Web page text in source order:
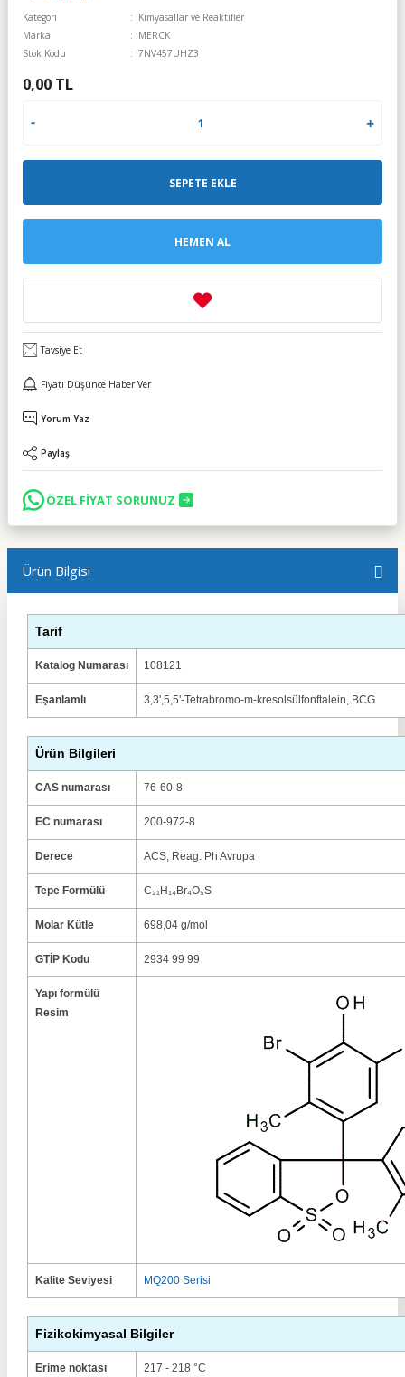
Kategori
Kimyasallar ve Reaktifler
Marka
MERCK
Stok Kodu
7NV457UHZ3
0,00 TL
SEPETE EKLE
HEMEN AL
Tavsiye Et
Fiyatı Düşünce Haber Ver
Yorum Yaz
Paylaş
ÖZEL FİYAT SORUNUZ
Ürün Bilgisi
Tarif
Katalog Numarası 108121
Eşanlamlı 3,3',5,5'-Tetrabromo-m-kresolsülfonftalein, BCG
Ürün Bilgileri
CAS numarası 76-60-8
EC numarası 200-972-8
Derece ACS, Reag. Ph Avrupa
Tepe Formülü C₂₁H₁₄Br₄O₅S
Molar Kütle 698,04 g/mol
GTİP Kodu 2934 99 99
Yapı formülü
Resim
Kalite Seviyesi MQ200 Serisi
Fizikokimyasal Bilgiler
Erime noktası 217 - 218 °C